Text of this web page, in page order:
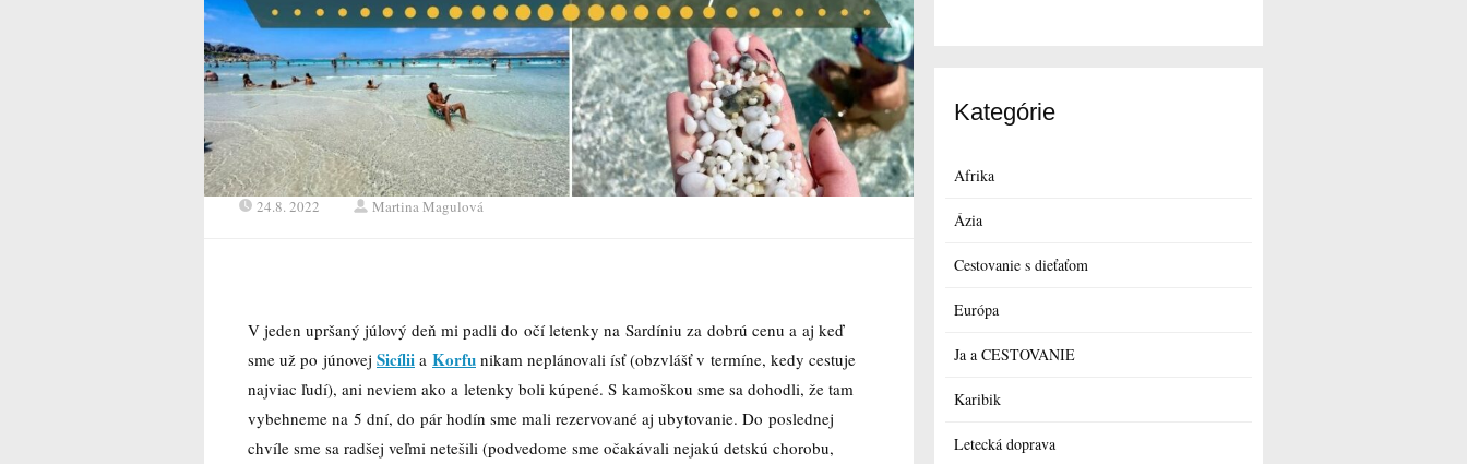
24.8. 2022 Martina Magulová
V jeden upršaný júlový deň mi padli do očí letenky na Sardíniu za dobrú cenu a aj keď
sme už po júnovej Sicílii a Korfu nikam neplánovali ísť (obzvlášť v termíne, kedy cestuje
najviac ľudí), ani neviem ako a letenky boli kúpené. S kamoškou sme sa dohodli, že tam
vybehneme na 5 dní, do pár hodín sme mali rezervované aj ubytovanie. Do poslednej
chvíle sme sa radšej veľmi netešili (podvedome sme očakávali nejakú detskú chorobu,
Kategórie
Afrika
Ázia
Cestovanie s dieťaťom
Európa
Ja a CESTOVANIE
Karibik
Letecká doprava